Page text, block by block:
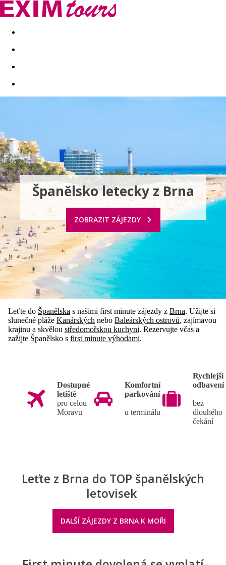
Akční nabídky Last minute
Španělsko letecky z Brna
ZOBRAZIT ZÁJEZDY
Leťte do Španělska s našimi first minute zájezdy z Brna. Užijte si
slunečné pláže Kanárských nebo Baleárských ostrovů, zajímavou
krajinu a skvělou středomořskou kuchyni. Rezervujte včas a
zažijte Španělsko s first minute výhodami.
Dostupné
letiště
pro celou
Moravu
Komfortní
parkování
u terminálu
Rychlejší
odbavení
bez
dlouhého
čekání
Leťte z Brna do TOP španělských
letovisek
DALŠÍ ZÁJEZDY Z BRNA K MOŘI